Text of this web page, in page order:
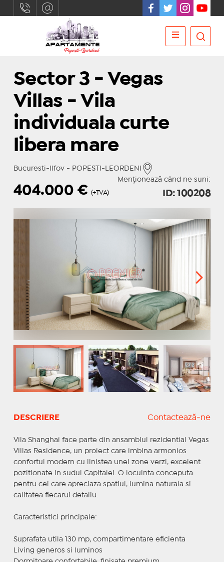
Sector 3 - Vegas
Villas - Vila
individuala curte
libera mare
Bucuresti-Ilfov - POPESTI-LEORDENI
Menționează când ne suni:
404.000 € (+TVA) ID: 100208
DESCRIERE Contactează-ne
Vila Shanghai face parte din ansamblul rezidential Vegas
Villas Residence, un proiect care imbina armonios
confortul modern cu linistea unei zone verzi, excelent
pozitionate in sudul Capitalei. O locuinta conceputa
pentru cei care apreciaza spatiul, lumina naturala si
calitatea fiecarui detaliu.
Caracteristici principale:
Suprafata utila 130 mp, compartimentare eficienta
Living generos si luminos